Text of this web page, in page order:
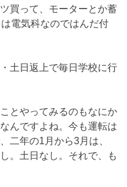
買って、モーターとか蓄
電気科なのではんだ付
土日返上で毎日学校に行
とやってみるのもなにか
んですよね。今も運転は
二年の1月から3月は、
。土日なし。それで、も